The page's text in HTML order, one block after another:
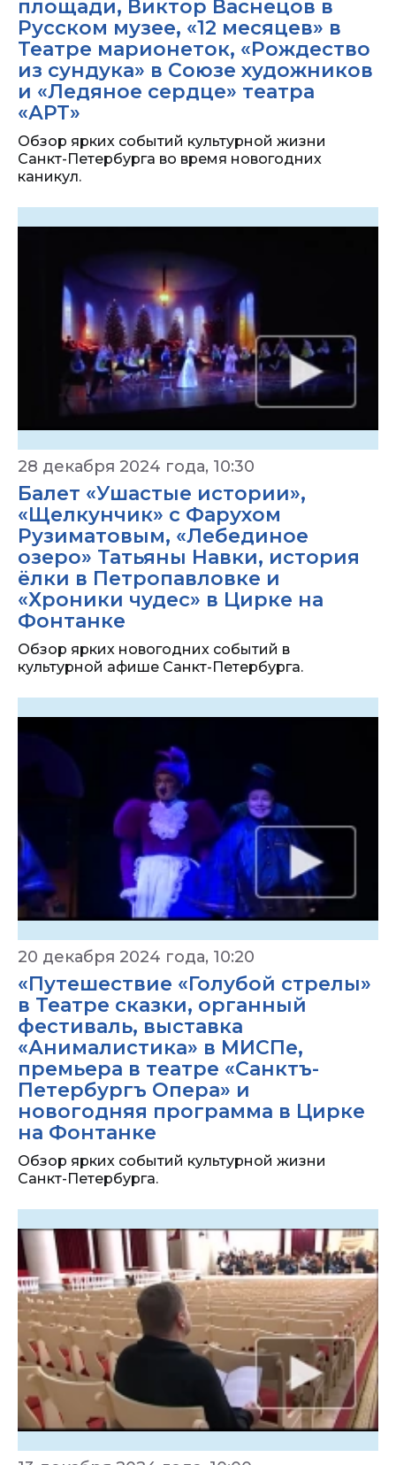
площади, Виктор Васнецов в
Русском музее, «12 месяцев» в
Театре марионеток, «Рождество
из сундука» в Союзе художников
и «Ледяное сердце» театра
«АРТ»
Обзор ярких событий культурной жизни
Санкт-Петербурга во время новогодних
каникул.
28 декабря 2024 года, 10:30
Балет «Ушастые истории»,
«Щелкунчик» с Фарухом
Рузиматовым, «Лебединое
озеро» Татьяны Навки, история
ёлки в Петропавловке и
«Хроники чудес» в Цирке на
Фонтанке
Обзор ярких новогодних событий в
культурной афише Санкт-Петербурга.
20 декабря 2024 года, 10:20
«Путешествие «Голубой стрелы»
в Театре сказки, органный
фестиваль, выставка
«Анималистика» в МИСПе,
премьера в театре «Санктъ-
Петербургъ Опера» и
новогодняя программа в Цирке
на Фонтанке
Обзор ярких событий культурной жизни
Санкт-Петербурга.